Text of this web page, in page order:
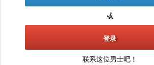
或
登录
联系这位男士吧！